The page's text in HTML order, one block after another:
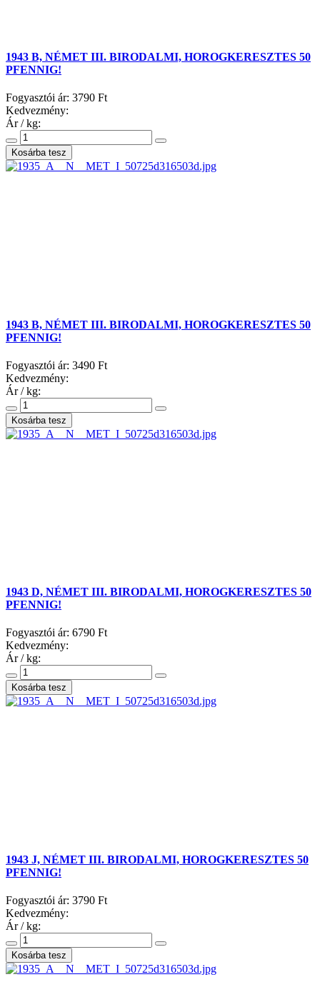
1943 B, NÉMET III. BIRODALMI, HOROGKERESZTES 50
PFENNIG!
Fogyasztói ár: 3790 Ft
Kedvezmény:
Ár / kg:
1943 B, NÉMET III. BIRODALMI, HOROGKERESZTES 50
PFENNIG!
Fogyasztói ár: 3490 Ft
Kedvezmény:
Ár / kg:
1943 D, NÉMET III. BIRODALMI, HOROGKERESZTES 50
PFENNIG!
Fogyasztói ár: 6790 Ft
Kedvezmény:
Ár / kg:
1943 J, NÉMET III. BIRODALMI, HOROGKERESZTES 50
PFENNIG!
Fogyasztói ár: 3790 Ft
Kedvezmény:
Ár / kg: